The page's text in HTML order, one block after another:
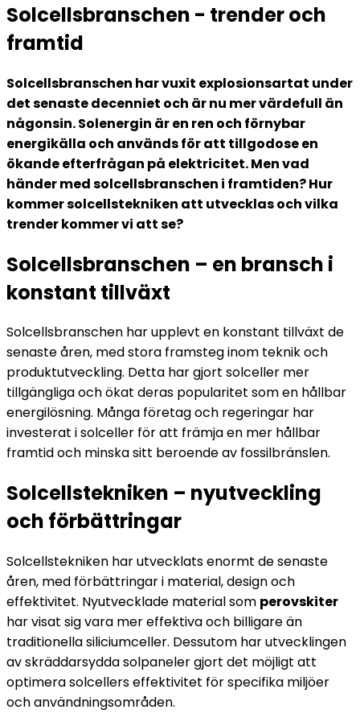
Solcellsbranschen - trender och
framtid
Solcellsbranschen har vuxit explosionsartat under
det senaste decenniet och är nu mer värdefull än
någonsin. Solenergin är en ren och förnybar
energikälla och används för att tillgodose en
ökande efterfrågan på elektricitet. Men vad
händer med solcellsbranschen i framtiden? Hur
kommer solcellstekniken att utvecklas och vilka
trender kommer vi att se?
Solcellsbranschen – en bransch i
konstant tillväxt
Solcellsbranschen har upplevt en konstant tillväxt de
senaste åren, med stora framsteg inom teknik och
produktutveckling. Detta har gjort solceller mer
tillgängliga och ökat deras popularitet som en hållbar
energilösning. Många företag och regeringar har
investerat i solceller för att främja en mer hållbar
framtid och minska sitt beroende av fossilbränslen.
Solcellstekniken – nyutveckling
och förbättringar
Solcellstekniken har utvecklats enormt de senaste
åren, med förbättringar i material, design och
effektivitet. Nyutvecklade material som perovskiter
har visat sig vara mer effektiva och billigare än
traditionella siliciumceller. Dessutom har utvecklingen
av skräddarsydda solpaneler gjort det möjligt att
optimera solcellers effektivitet för specifika miljöer
och användningsområden.